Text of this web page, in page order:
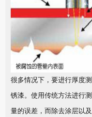
很多情况下，要进行厚度
锈漆。使用传统方法进行
量的误差，而除去涂层以